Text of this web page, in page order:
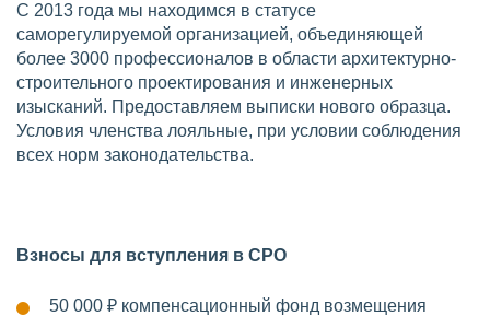
С 2013 года мы находимся в статусе
саморегулируемой организацией, объединяющей
более 3000 профессионалов в области архитектурно-
строительного проектирования и инженерных
изысканий. Предоставляем выписки нового образца.
Условия членства лояльные, при условии соблюдения
всех норм законодательства.
Взносы для вступления в СРО
50 000 ₽ компенсационный фонд возмещения